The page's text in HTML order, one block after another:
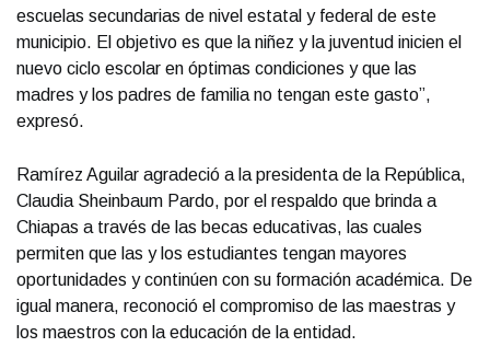
escuelas secundarias de nivel estatal y federal de este
municipio. El objetivo es que la niñez y la juventud inicien el
nuevo ciclo escolar en óptimas condiciones y que las
madres y los padres de familia no tengan este gasto”,
expresó.
Ramírez Aguilar agradeció a la presidenta de la República,
Claudia Sheinbaum Pardo, por el respaldo que brinda a
Chiapas a través de las becas educativas, las cuales
permiten que las y los estudiantes tengan mayores
oportunidades y continúen con su formación académica. De
igual manera, reconoció el compromiso de las maestras y
los maestros con la educación de la entidad.